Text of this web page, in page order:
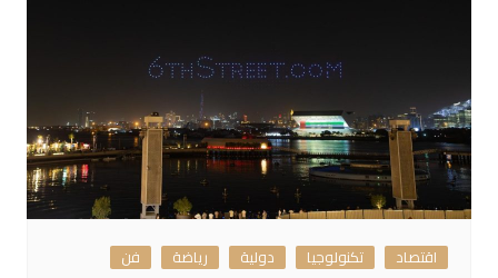
اقتصاد تكنولوجيا دولية رياضة فن